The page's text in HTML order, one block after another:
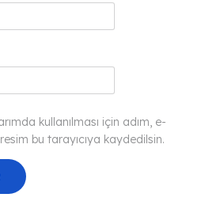
kullanılması için adım, e-
bu tarayıcıya kaydedilsin.